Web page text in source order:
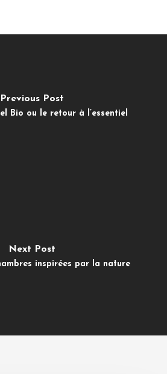
Previous Post
Bio ou le retour à l’essentiel
Next Post
inspirées par la nature